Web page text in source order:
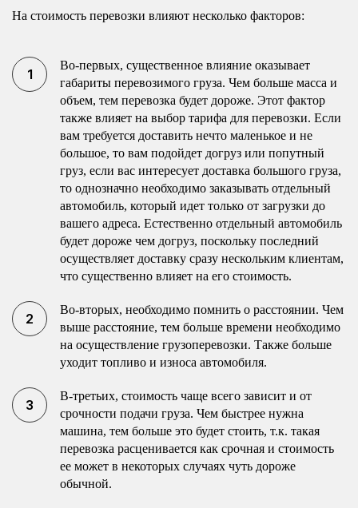
На стоимость перевозки влияют несколько факторов:
Во-первых, существенное влияние оказывает
габариты перевозимого груза. Чем больше масса и
объем, тем перевозка будет дороже. Этот фактор
также влияет на выбор тарифа для перевозки. Если
вам требуется доставить нечто маленькое и не
большое, то вам подойдет догруз или попутный
груз, если вас интересует доставка большого груза,
то однозначно необходимо заказывать отдельный
автомобиль, который идет только от загрузки до
вашего адреса. Естественно отдельный автомобиль
будет дороже чем догруз, поскольку последний
осуществляет доставку сразу нескольким клиентам,
что существенно влияет на его стоимость.
Во-вторых, необходимо помнить о расстоянии. Чем
выше расстояние, тем больше времени необходимо
на осуществление грузоперевозки. Также больше
уходит топливо и износа автомобиля.
В-третьих, стоимость чаще всего зависит и от
срочности подачи груза. Чем быстрее нужна
машина, тем больше это будет стоить, т.к. такая
перевозка расценивается как срочная и стоимость
ее может в некоторых случаях чуть дороже
обычной.